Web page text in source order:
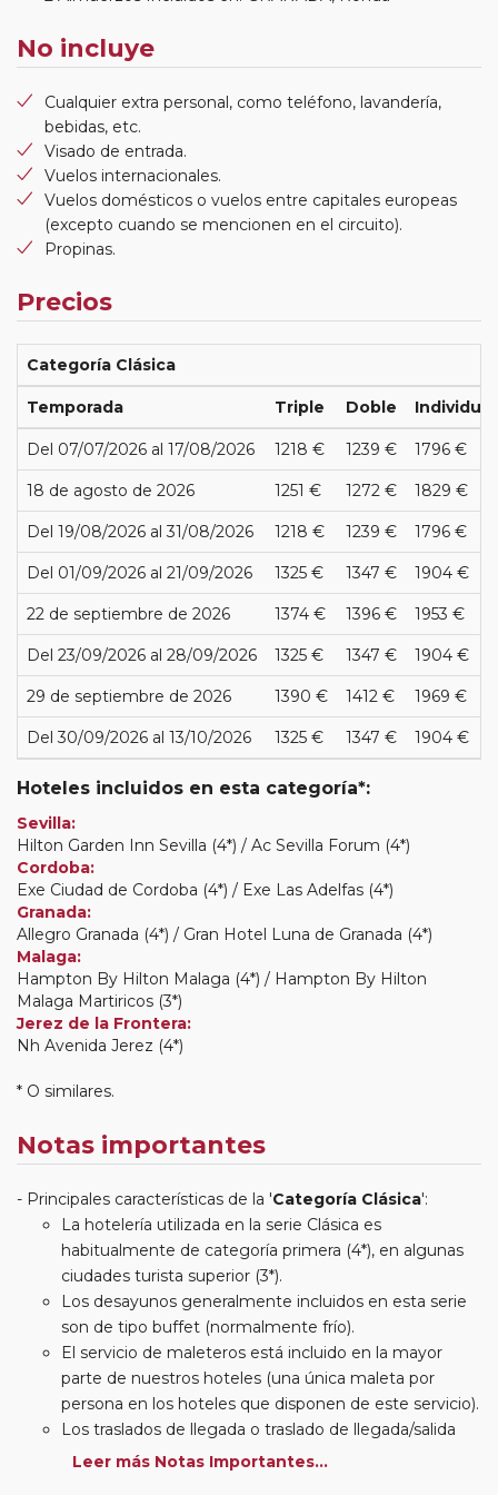
No incluye
Cualquier extra personal, como teléfono, lavandería,
bebidas, etc.
Visado de entrada.
Vuelos internacionales.
Vuelos domésticos o vuelos entre capitales europeas
(excepto cuando se mencionen en el circuito).
Propinas.
Precios
Categoría Clásica
Temporada Triple Doble Individual
Del 07/07/2026 al 17/08/2026 1218 € 1239 € 1796 €
18 de agosto de 2026 1251 € 1272 € 1829 €
Del 19/08/2026 al 31/08/2026 1218 € 1239 € 1796 €
Del 01/09/2026 al 21/09/2026 1325 € 1347 € 1904 €
22 de septiembre de 2026 1374 € 1396 € 1953 €
Del 23/09/2026 al 28/09/2026 1325 € 1347 € 1904 €
29 de septiembre de 2026 1390 € 1412 € 1969 €
Del 30/09/2026 al 13/10/2026 1325 € 1347 € 1904 €
Hoteles incluidos en esta categoría*:
Sevilla:
Hilton Garden Inn Sevilla (4*) / Ac Sevilla Forum (4*)
Cordoba:
Exe Ciudad de Cordoba (4*) / Exe Las Adelfas (4*)
Granada:
Allegro Granada (4*) / Gran Hotel Luna de Granada (4*)
Malaga:
Hampton By Hilton Malaga (4*) / Hampton By Hilton
Malaga Martiricos (3*)
Jerez de la Frontera:
Nh Avenida Jerez (4*)
* O similares.
Notas importantes
Principales características de la 'Categoría Clásica':
La hotelería utilizada en la serie Clásica es
habitualmente de categoría primera (4*), en algunas
ciudades turista superior (3*).
Los desayunos generalmente incluidos en esta serie
son de tipo buffet (normalmente frío).
El servicio de maleteros está incluido en la mayor
parte de nuestros hoteles (una única maleta por
persona en los hoteles que disponen de este servicio).
Los traslados de llegada o traslado de llegada/salida
estarán incluidos según itinerario.
Leer más Notas Importantes...